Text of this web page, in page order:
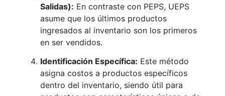
Salidas): En contraste con PEPS, UEPS
asume que los últimos productos
ingresados al inventario son los primeros
en ser vendidos.
Identificación Específica: Este método
asigna costos a productos específicos
dentro del inventario, siendo útil para